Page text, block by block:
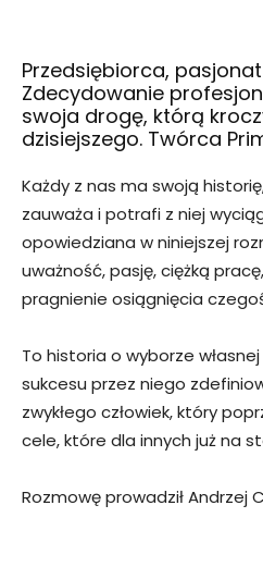
Przedsiębiorca,
Zdecydowanie
swoja drogę, którą
dzisiejszego. Twórca
Każdy z nas ma swoją
zauważa i potrafi z niej
opowiedziana w niniejszej
uważność, pasję, ciężką
pragnienie osiągnięcia
To historia o wyborze
sukcesu przez niego
zwykłego człowiek, który
cele, które dla innych już na
Rozmowę prowadził Andrzej